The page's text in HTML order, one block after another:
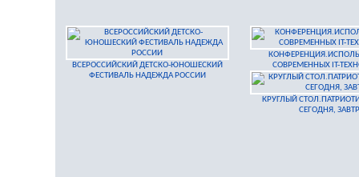
ВСЕРОССИЙСКИЙ ДЕТСКО-ЮНОШЕСКИЙ
ФЕСТИВАЛЬ НАДЕЖДА РОССИИ
СОВРЕМЕННЫХ IT-
КРУГЛЫЙ
СЕГОДНЯ,